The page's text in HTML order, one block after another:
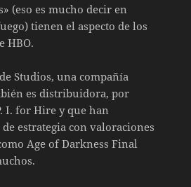
(eso es mucho decir en
tienen el aspecto de los
HBO.
Studios, una compañía
es distribuidora, por
I. for Hire y que han
estrategia con valoraciones
Age of Darkness Final